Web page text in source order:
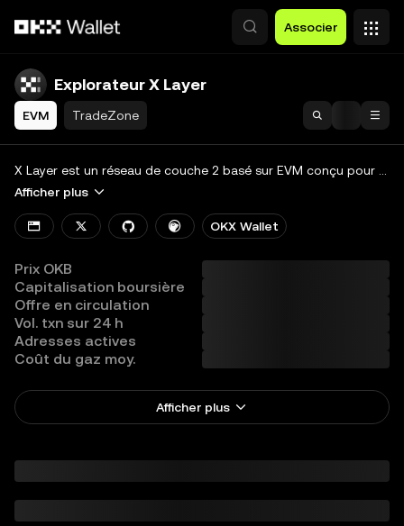
Associer
Explorateur X Layer
EVM
TradeZone
Blockchain
Jetons et NFT
Développeurs
Plus
Afficher toutes les chaînes
Afficher plus
OKX Wallet
Prix OKB
Capitalisation boursière
Offre en circulation
Vol. txn sur 24 h
Adresses actives
Coût du gaz moy.
Afficher plus